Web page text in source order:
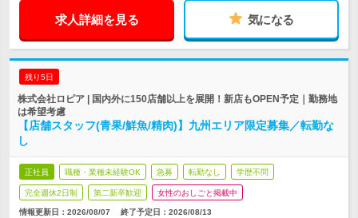
求人詳細を見る 気になる
残り5日
株式会社ロピア | 国内外に150店舗以上を展開！新店もOPEN予定｜勤務地
は希望考慮
【店舗スタッフ(青果/鮮魚/精肉)】九州エリア限定募集／転勤な
し
正社員 職種・業種未経験OK 急募 転勤なし 学歴不問
完全週休2日制 第二新卒歓迎 女性のおしごと掲載中
情報更新日：2026/08/07 終了予定日： 2026/08/13